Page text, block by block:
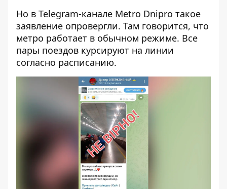
Но в Telegram-канале Metro Dnipro такое
заявление опровергли. Там говорится, что
метро работает в обычном режиме. Все
пары поездов курсируют на линии
согласно расписанию.